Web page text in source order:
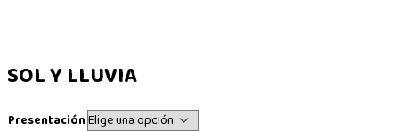
SOL Y LLUVIA
Presentación